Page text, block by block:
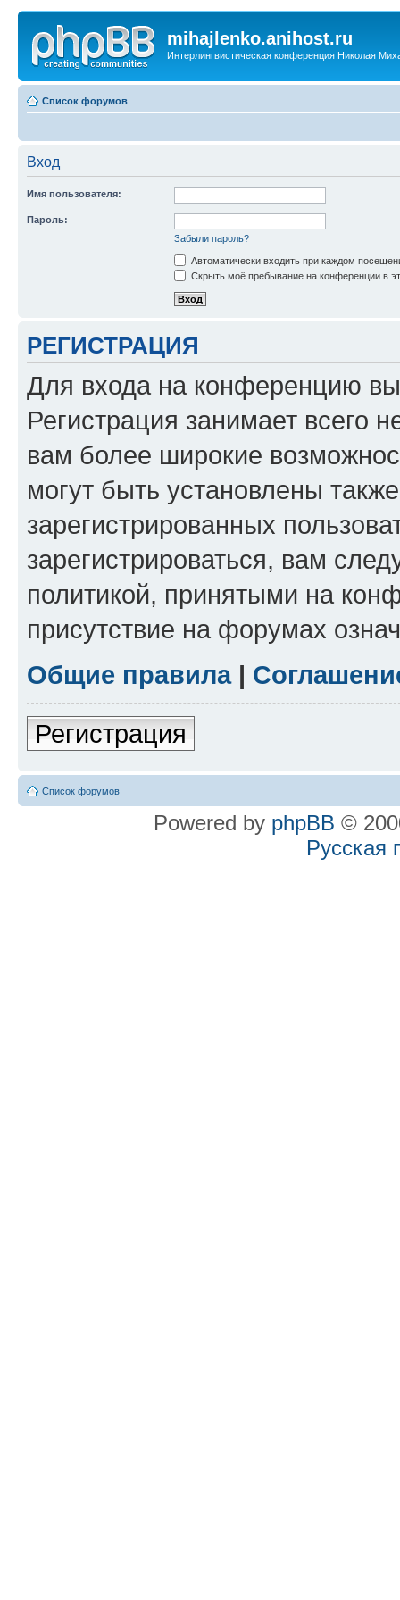
mihajlenko.anihost.ru
Интерлингвистическая конференция Николая
Список форумов
Вход
Имя пользователя:
Пароль:
Забыли пароль?
Автоматически входить при каждом
Скрыть моё пребывание на конференции в
РЕГИСТРАЦИЯ
Для входа на конференцию
Регистрация занимает всего
вам более широкие
могут быть установлены
зарегистрированных
зарегистрироваться, вам
политикой, принятыми на
присутствие на форумах
Общие правила|
Регистрация
Список форумов
Powered by phpBB ©
Русская